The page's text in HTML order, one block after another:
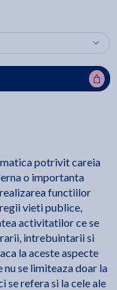
potrivit careia
o importanta
functiilor
vieti publice,
activitatilor ce se
intrebuintarii si
la aceste aspecte
se limiteaza doar la
se refera si la cele ale